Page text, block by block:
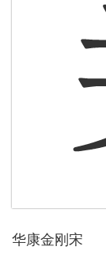
华康金刚宋